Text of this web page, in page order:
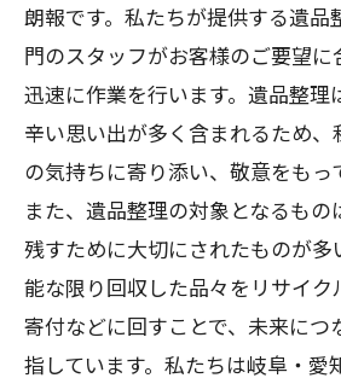
朗報です。私たちが提供する遺品
門のスタッフがお客様のご要望に
迅速に作業を行います。遺品整理
辛い思い出が多く含まれるため
の気持ちに寄り添い、敬意をもっ
また、遺品整理の対象となるもの
残すために大切にされたものが
能な限り回収した品々をリサイク
寄付などに回すことで、未来につ
指しています。私たちは岐阜・愛